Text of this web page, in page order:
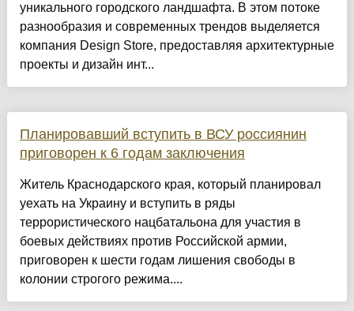
уникального городского ландшафта. В этом потоке
разнообразия и современных трендов выделяется
компания Design Store, предоставляя архитектурные
проекты и дизайн инт...
Планировавший вступить в ВСУ россиянин
приговорен к 6 годам заключения
Житель Краснодарского края, который планировал
уехать на Украину и вступить в ряды
террористического нацбатальона для участия в
боевых действиях против Российской армии,
приговорен к шести годам лишения свободы в
колонии строгого режима....